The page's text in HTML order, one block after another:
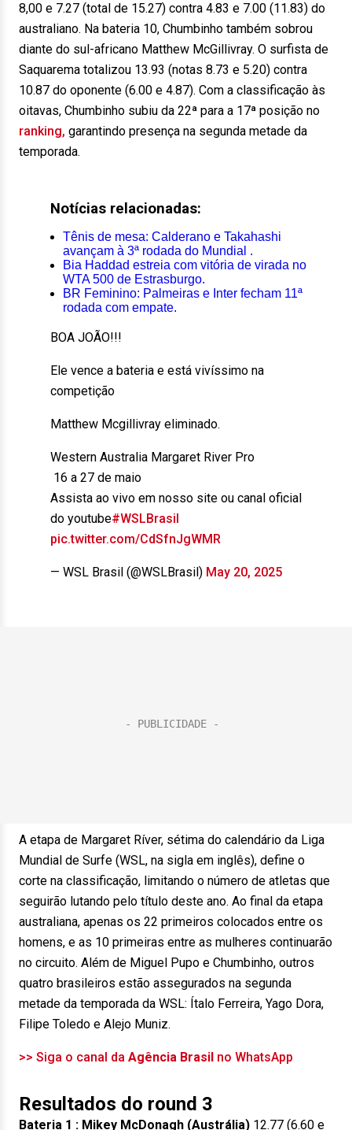
8,00 e 7.27 (total de 15.27) contra 4.83 e 7.00 (11.83) do
australiano. Na bateria 10, Chumbinho também sobrou
diante do sul-africano Matthew McGillivray. O surfista de
Saquarema totalizou 13.93 (notas 8.73 e 5.20) contra
10.87 do oponente (6.00 e 4.87). Com a classificação às
oitavas, Chumbinho subiu da 22ª para a 17ª posição no
ranking, garantindo presença na segunda metade da
temporada.
Notícias relacionadas:
Tênis de mesa: Calderano e Takahashi
avançam à 3ª rodada do Mundial .
Bia Haddad estreia com vitória de virada no
WTA 500 de Estrasburgo.
BR Feminino: Palmeiras e Inter fecham 11ª
rodada com empate.
BOA JOÃO!!!
Ele vence a bateria e está vivíssimo na
competição
Matthew Mcgillivray eliminado.
Western Australia Margaret River Pro
️ 16 a 27 de maio
Assista ao vivo em nosso site ou canal oficial
do youtube#WSLBrasil
pic.twitter.com/CdSfnJgWMR
— WSL Brasil (@WSLBrasil) May 20, 2025
A etapa de Margaret Ríver, sétima do calendário da Liga
Mundial de Surfe (WSL, na sigla em inglês), define o
corte na classificação, limitando o número de atletas que
seguirão lutando pelo título deste ano. Ao final da etapa
australiana, apenas os 22 primeiros colocados entre os
homens, e as 10 primeiras entre as mulheres continuarão
no circuito. Além de Miguel Pupo e Chumbinho, outros
quatro brasileiros estão assegurados na segunda
metade da temporada da WSL: Ítalo Ferreira, Yago Dora,
Filipe Toledo e Alejo Muniz.
>> Siga o canal da Agência Brasil no WhatsApp
Resultados do round 3
Bateria 1 : Mikey McDonagh (Austrália) 12.77 (6.60 e